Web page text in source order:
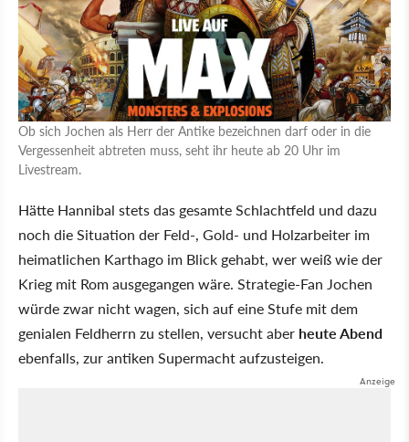
Ob sich Jochen als Herr der Antike bezeichnen darf oder in die
Vergessenheit abtreten muss, seht ihr heute ab 20 Uhr im
Livestream.
Hätte Hannibal stets das gesamte Schlachtfeld und dazu
noch die Situation der Feld-, Gold- und Holzarbeiter im
heimatlichen Karthago im Blick gehabt, wer weiß wie der
Krieg mit Rom ausgegangen wäre. Strategie-Fan Jochen
würde zwar nicht wagen, sich auf eine Stufe mit dem
genialen Feldherrn zu stellen, versucht aber heute Abend
ebenfalls, zur antiken Supermacht aufzusteigen.